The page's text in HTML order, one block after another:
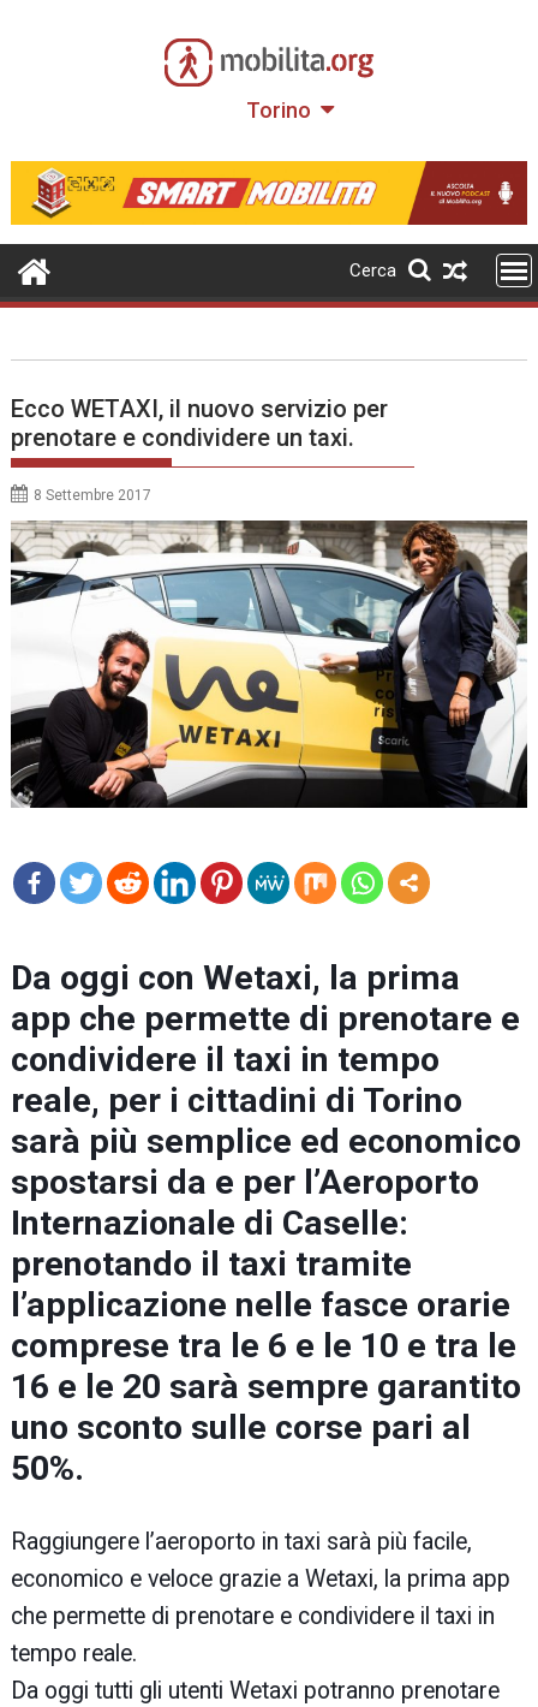
Torino
Cerca
Ecco WETAXI, il nuovo servizio per
prenotare e condividere un taxi.
8 Settembre 2017
re
Da oggi con Wetaxi, la prima
app che permette di prenotare e
condividere il taxi in tempo
reale, per i cittadini di Torino
sarà più semplice ed economico
spostarsi da e per l’Aeroporto
Internazionale di Caselle:
prenotando il taxi tramite
l’applicazione nelle fasce orarie
comprese tra le 6 e le 10 e tra le
16 e le 20 sarà sempre garantito
uno sconto sulle corse pari al
50%.
Raggiungere l’aeroporto in taxi sarà più facile,
economico e veloce grazie a Wetaxi, la prima app
che permette di prenotare e condividere il taxi in
tempo reale.
Da oggi tutti gli utenti Wetaxi potranno prenotare